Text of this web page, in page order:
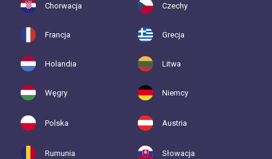
Chorwacja Czechy
Francja Grecja
Holandia Litwa
Węgry Niemcy
Polska Austria
Rumunia Słowacja